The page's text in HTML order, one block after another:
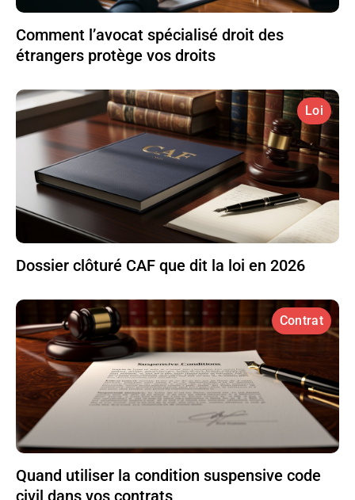
Comment l’avocat spécialisé droit des
étrangers protège vos droits
Loi
Dossier clôturé CAF que dit la loi en 2026
Contrat
Quand utiliser la condition suspensive code
civil dans vos contrats